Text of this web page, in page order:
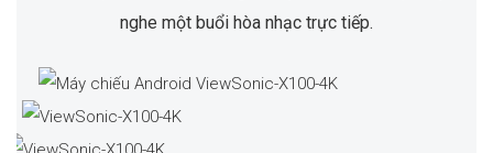
nghe một buổi hòa nhạc trực tiếp.